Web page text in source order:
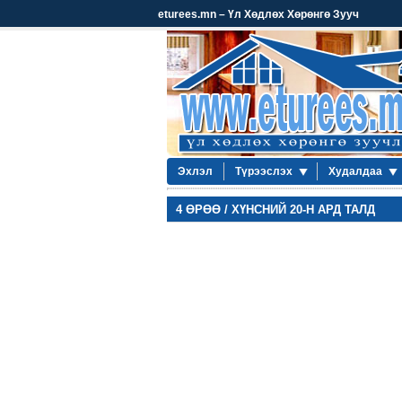
eturees.mn – Үл Хөдлөх Хөрөнгө Зууч
Эхлэл Түрээслэх Худалдаа
4 ӨРӨӨ / ХҮНСНИЙ 20-Н АРД ТАЛД